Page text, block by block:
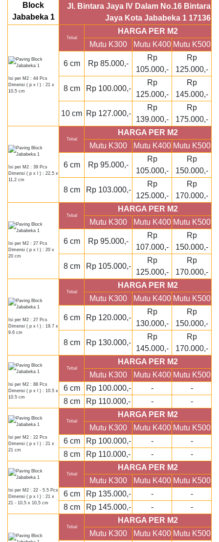
Jl. Bintara Jaya IV Dalam No.16 Bintara
Jaya Kota Jababeka 1 17136
Isi per M2 : 44 Pcs
Dimensi ( p x l ) : 21 x
10,5 cm
Tebal
HARGA PER M2
Mutu K300
Mutu K400 Mutu K500
6 cm Rp 85.000,-
Rp
105.000,-
Rp
125.000,-
8 cm Rp 100.000,-
Rp
125.000,-
Rp
145.000,-
10 cm Rp 127.000,-
Rp
139.000,-
Rp
175.000,-
Isi per M2 : 39 Pcs
Dimensi ( p x l ) : 22,5 x
11,2 cm
Tebal
HARGA PER M2
Mutu K300
Mutu K400 Mutu K500
6 cm Rp 95.000,-
Rp
105.000,-
Rp
150.000,-
8 cm Rp 103.000,-
Rp
125.000,-
Rp
170.000,-
Isi per M2 : 27 Pcs
Dimensi ( p x l ) : 20 x
20 cm
Tebal
HARGA PER M2
Mutu K300
Mutu K400 Mutu K500
6 cm Rp 95.000,-
Rp
107.000,-
Rp
150.000,-
8 cm Rp 105.000,-
Rp
125.000,-
Rp
170.000,-
Isi per M2 : 27 Pcs
Dimensi ( p x l ) : 19.7 x
9.6 cm
Tebal
HARGA PER M2
Mutu K300
Mutu K400 Mutu K500
6 cm Rp 120.000,-
Rp
130.000,-
Rp
150.000,-
8 cm Rp 130.000,-
Rp
145.000,-
Rp
170.000,-
Isi per M2 : 88 Pcs
Dimensi ( p x l ) : 10.5 x
10.5 cm
Tebal
HARGA PER M2
Mutu K300
Mutu K400 Mutu K500
6 cm
Rp 100.000,- -
-
8 cm
Rp 110.000,- - -
Isi per M2 : 22 Pcs
Dimensi ( p x l ) : 21 x
21 cm
Tebal
HARGA PER M2
Mutu K300
Mutu K400 Mutu K500
6 cm
Rp 100.000,- -
-
8 cm
Rp 110.000,- - -
Isi per M2 : 22 - 5.5 Pcs
Dimensi ( p x l ) : 21 x
21 - 10,5 x 10,5 cm
Tebal
HARGA PER M2
Mutu K300
Mutu K400 Mutu K500
6 cm
Rp 135.000,- -
-
8 cm
Rp 145.000,- - -
Tebal
HARGA PER M2
Mutu K300
Mutu K400 Mutu K500